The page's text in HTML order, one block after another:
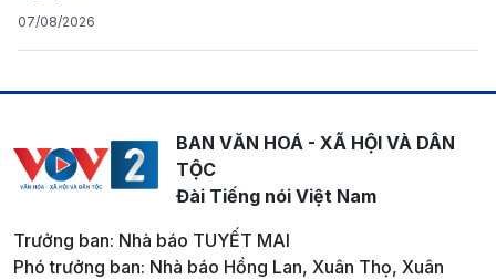
07/08/2026
BAN VĂN HOÁ - XÃ HỘI VÀ DÂN
TỘC
Đài Tiếng nói Việt Nam
Trưởng ban: Nhà báo TUYẾT MAI
Phó trưởng ban: Nhà báo Hồng Lan, Xuân Thọ, Xuân